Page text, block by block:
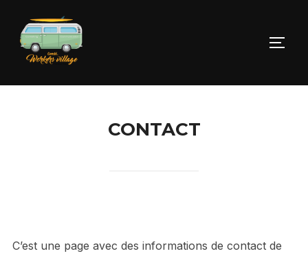
CONTACT
C’est une page avec des informations de contact de